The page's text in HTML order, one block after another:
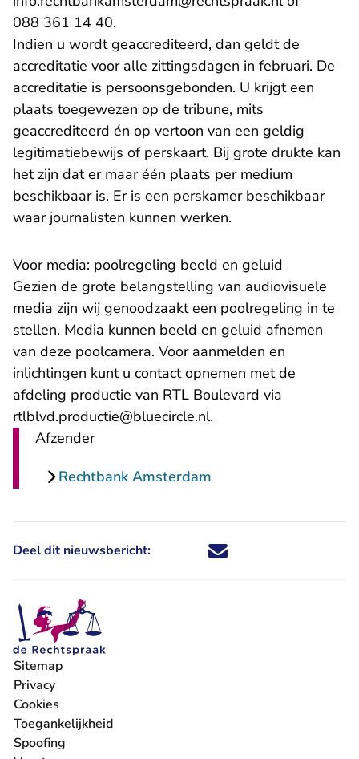
088 361 14 40.
Indien u wordt geaccrediteerd, dan geldt de
accreditatie voor alle zittingsdagen in februari. De
accreditatie is persoonsgebonden. U krijgt een
plaats toegewezen op de tribune, mits
geaccrediteerd én op vertoon van een geldig
legitimatiebewijs of perskaart. Bij grote drukte kan
het zijn dat er maar één plaats per medium
beschikbaar is. Er is een perskamer beschikbaar
waar journalisten kunnen werken.
Voor media: poolregeling beeld en geluid
Gezien de grote belangstelling van audiovisuele
media zijn wij genoodzaakt een poolregeling in te
stellen. Media kunnen beeld en geluid afnemen
van deze poolcamera. Voor aanmelden en
inlichtingen kunt u contact opnemen met de
afdeling productie van RTL Boulevard via
rtlblvd.productie@bluecircle.nl.
Afzender
Rechtbank Amsterdam
Deel dit nieuwsbericht: Deel dit nieuwsbericht via X -
Deel dit nieuwsbericht via
Deel dit nieuwsbericht
Deel dit
Sitemap
Privacy
Cookies
Toegankelijkheid
Spoofing